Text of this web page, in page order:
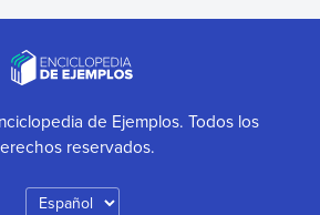
de Ejemplos. Todos los
reservados.